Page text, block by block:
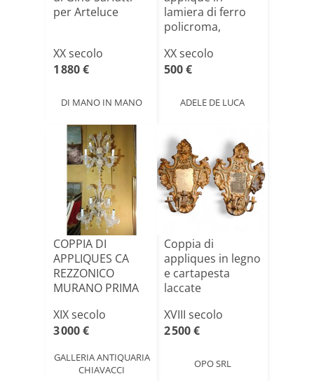
per Arteluce
XX secolo
1 880 €
DI MANO IN MANO
lamiera di ferro
policroma,
XX secolo
500 €
ADELE DE LUCA
COPPIA DI
APPLIQUES CA
REZZONICO
MURANO PRIMA
SECOL[...]
XIX secolo
3 000 €
GALLERIA ANTIQUARIA
CHIAVACCI
Coppia di
appliques in legno
e cartapesta
laccate
XVIII secolo
2 500 €
OPO SRL